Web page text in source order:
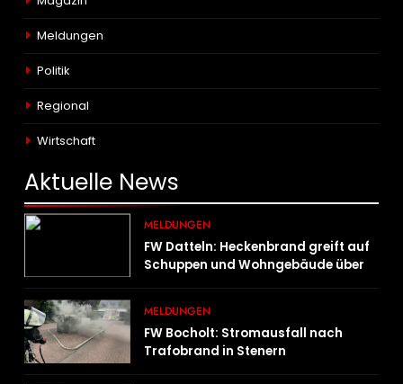
Meldungen
Politik
Regional
Wirtschaft
Aktuelle News
MELDUNGEN
FW Datteln: Heckenbrand greift auf
Schuppen und Wohngebäude über
MELDUNGEN
FW Bocholt: Stromausfall nach
Trafobrand in Stenern